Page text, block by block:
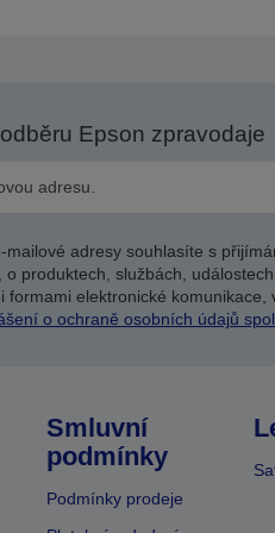
Epson zpravodaje
mailové adresy souhlasíte s
o produktech, službách,
formami elektronické
o ochraně osobních údajů
Smluvní
podmínky
Podmínky prodeje